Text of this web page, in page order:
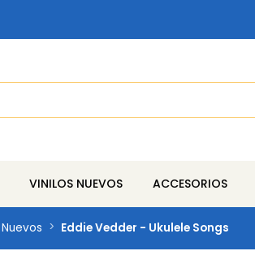
VINILOS NUEVOS ACCESORIOS
Eddie Vedder - Ukulele Songs